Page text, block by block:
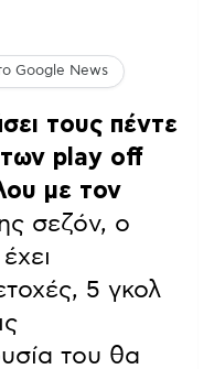
Google News
τους πέντε
των play off
με τον
σεζόν, ο
5 γκολ
του θα